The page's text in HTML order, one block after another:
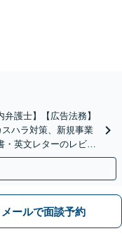
護士】【広告法務】
スハラ対策、新規事業
・英文レターのレビュ
メールで面談予約